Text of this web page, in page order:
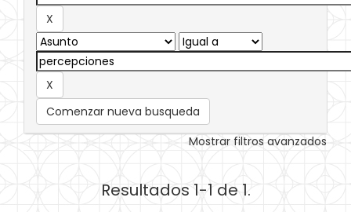
Comenzar nueva busqueda
Mostrar filtros avanzados
Resultados 1-1 de 1.